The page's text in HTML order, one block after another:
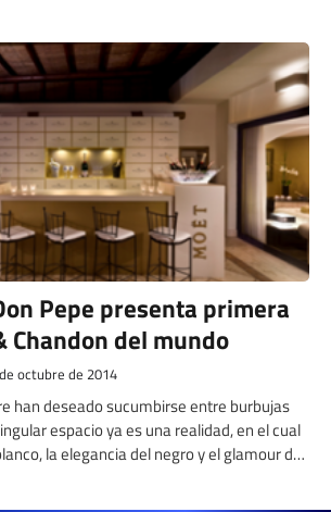
Pepe presenta primera
Chandon del mundo
octubre de 2014
han deseado sucumbirse entre burbujas
espacio ya es una realidad, en el cual
la elegancia del negro y el glamour del